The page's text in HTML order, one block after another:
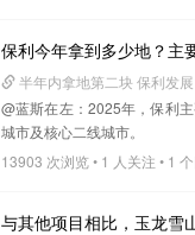
保利今年拿到多少地？主
半年内拿地第二块 保利发
@蓝斯在左：2025年，保利
城市及核心二线城市。
13903 次浏览 • 1 人关注 • 1
与其他项目相比，玉龙雪